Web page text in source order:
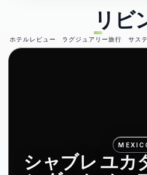
リビ
ホテルレビュー ラグジュアリー旅行 サス
シャブレ ユカ